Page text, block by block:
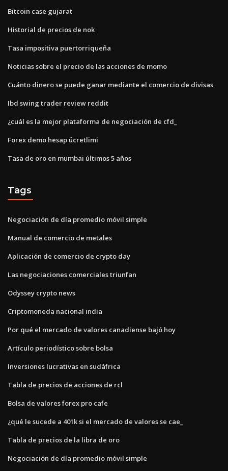
Bitcoin case gujarat
Historial de precios de nok
Tasa impositiva puertorriqueña
Noticias sobre el precio de las acciones de momo
Cuánto dinero se puede ganar mediante el comercio de divisas
Ibd swing trader review reddit
¿cuál es la mejor plataforma de negociación de cfd_
Forex demo hesap ücretlimi
Tasa de oro en mumbai últimos 5 años
Tags
Negociación de día promedio móvil simple
Manual de comercio de metales
Aplicación de comercio de crypto day
Las negociaciones comerciales triunfan
Odyssey crypto news
Criptomoneda nacional india
Por qué el mercado de valores canadiense bajó hoy
Artículo periodístico sobre bolsa
Inversiones lucrativas en sudáfrica
Tabla de precios de acciones de rcl
Bolsa de valores forex pro cafe
¿qué le sucede a 401k si el mercado de valores se cae_
Tabla de precios de la libra de oro
Negociación de día promedio móvil simple